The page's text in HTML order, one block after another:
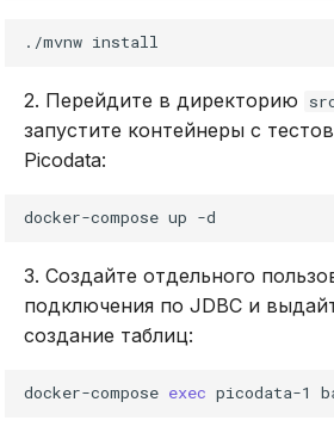
./mvnw
2. Перейдите в директорию
запустите контейнеры с
Picodata:
docker-compose up
3. Создайте отдельного
подключения по JDBC и
создание таблиц:
docker-compose exec picodata-1